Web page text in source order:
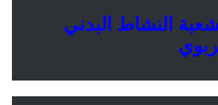
النشاط البدني